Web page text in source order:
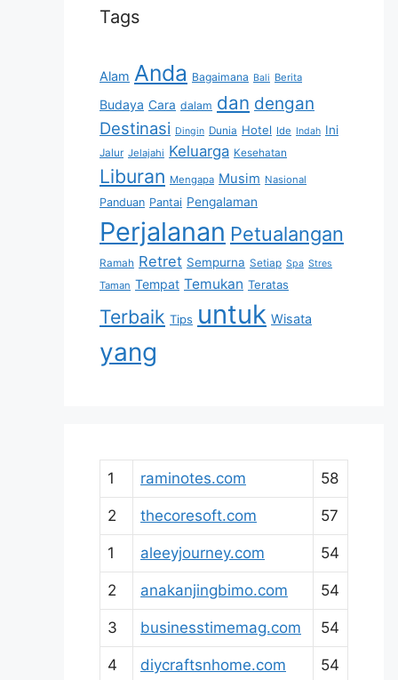
Tags
Alam Anda Bagaimana Bali Berita
Budaya Cara dalam dan dengan
Destinasi Dingin Dunia Hotel Ide Indah Ini
Jalur Jelajahi Keluarga Kesehatan
Liburan Mengapa Musim Nasional
Panduan Pantai Pengalaman
Perjalanan Petualangan
Ramah Retret Sempurna Setiap Spa Stres
Taman Tempat Temukan Teratas
Terbaik Tips untuk Wisata
yang
1 raminotes.com 58
2 thecoresoft.com 57
1 aleeyjourney.com 54
2 anakanjingbimo.com 54
3 businesstimemag.com 54
4 diycraftsnhome.com 54